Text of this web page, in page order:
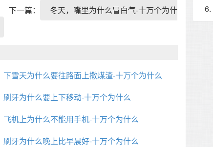
一篇：
冬天，嘴里为什么冒白气-十万个为什
下雪天为什么要往路面上撒煤渣-十万个为什么
刷牙为什么要上下移动-十万个为什么
飞机上为什么不能用手机-十万个为什么
刷牙为什么晚上比早晨好-十万个为什么